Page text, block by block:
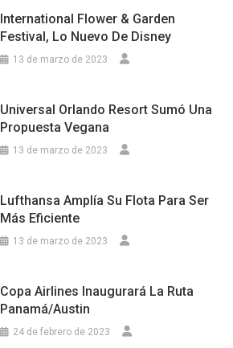
International Flower & Garden
Festival, Lo Nuevo De Disney
13 de marzo de 2023
Universal Orlando Resort Sumó Una
Propuesta Vegana
13 de marzo de 2023
Lufthansa Amplía Su Flota Para Ser
Más Eficiente
13 de marzo de 2023
Copa Airlines Inaugurará La Ruta
Panamá/Austin
24 de febrero de 2023